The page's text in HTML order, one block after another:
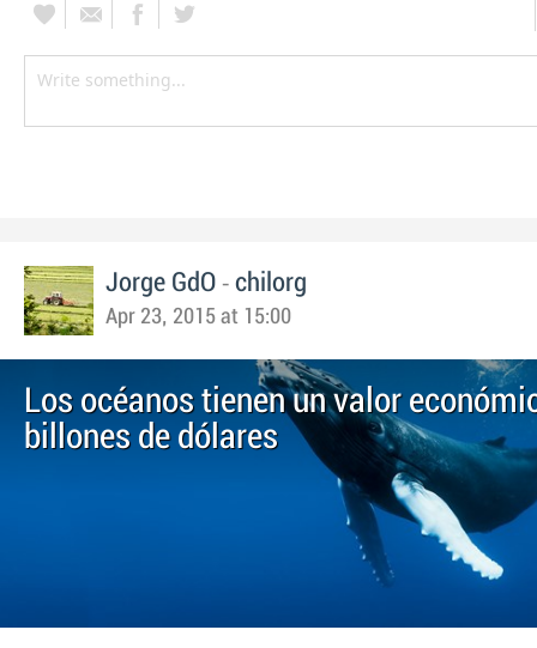
Jorge GdO - chilorg
Apr 23, 2015 at 15:00
Los océanos tienen un valor
billones de dólares